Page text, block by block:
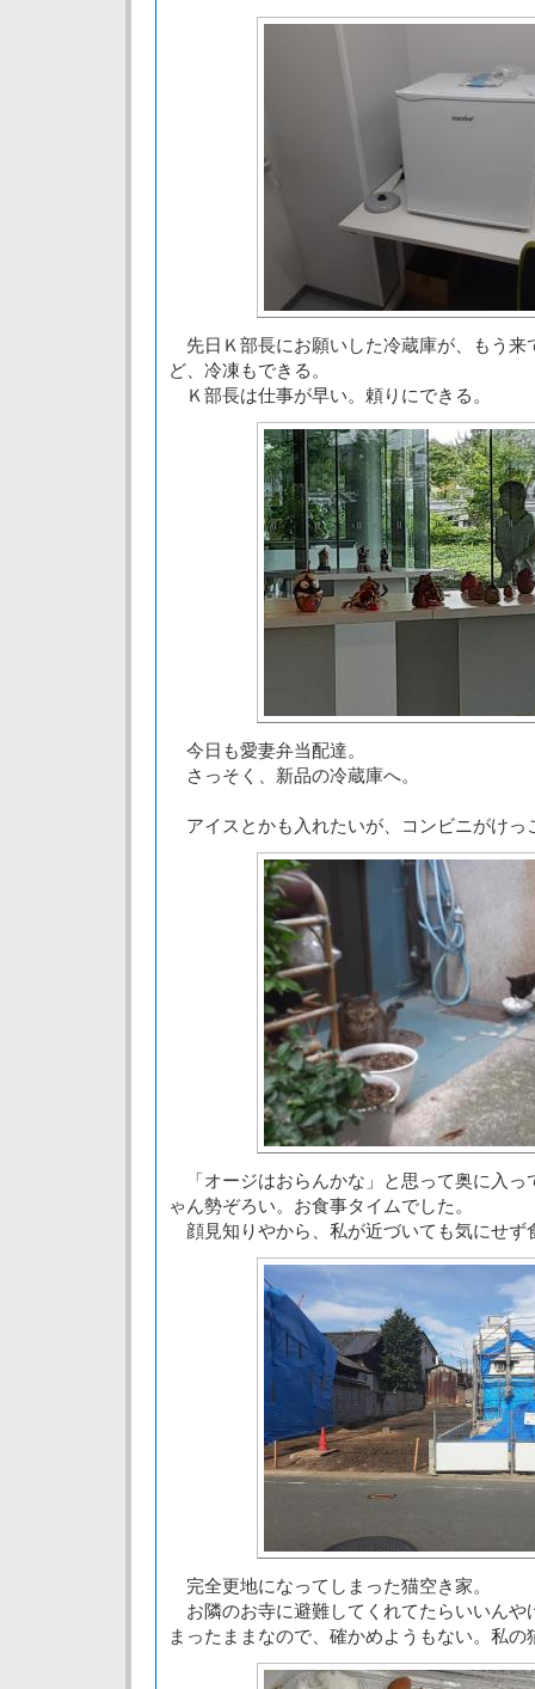
先日Ｋ部長にお願いした冷蔵庫が、もう来
ど、冷凍もできる。
Ｋ部長は仕事が早い。頼りにできる。
今日も愛妻弁当配達。
さっそく、新品の冷蔵庫へ。
アイスとかも入れたいが、コンビニがけっ
「オージはおらんかな」と思って奥に入っ
ゃん勢ぞろい。お食事タイムでした。
顔見知りやから、私が近づいても気にせず
完全更地になってしまった猫空き家。
お隣のお寺に避難してくれてたらいいんや
まったままなので、確かめようもない。私